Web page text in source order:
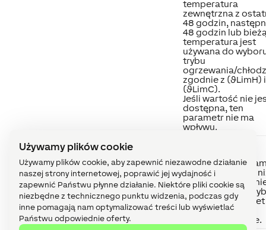
Używamy plików cookie
Używamy plików cookie, aby zapewnić niezawodne działanie
naszej strony internetowej, poprawić jej wydajność i
zapewnić Państwu płynne działanie. Niektóre pliki cookie są
niezbędne z technicznego punktu widzenia, podczas gdy
inne pomagają nam optymalizować treści lub wyświetlać
Państwu odpowiednie oferty.
temperatura
zewnętrzna z
48 godzin,
48 godzin lub
temperatura jest
używana do
trybu
ogrzewania/
zgodnie z (ϑLimH) i
(ϑLimC).
Jeśli wartość nie
dostępna, ten
parametr nie ma
wpływu.
ϑLimH
Temperature
Limit
Heating
zewnętrzna
Otm) jest wyższa
(ϑLimH), system
przełączy się w tryb
ogrzewania,
istnieje
zapotrzebowanie.